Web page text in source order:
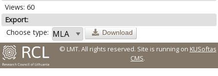
Views: 60
Export:
Choose type:
Download
© LMT. All rights reserved. Site is running on KUSoftas
CMS.